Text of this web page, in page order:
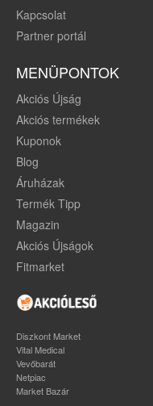
Kapcsolat
Partner portál
MENÜPONTOK
Akciós Újság
Akciós termékek
Kuponok
Blog
Áruházak
Termék Tipp
Magazin
Akciós Újságok
Fitmarket
Diszkont Market
Vital Medical
Vevőbarát
Netpiac
Market Bazár